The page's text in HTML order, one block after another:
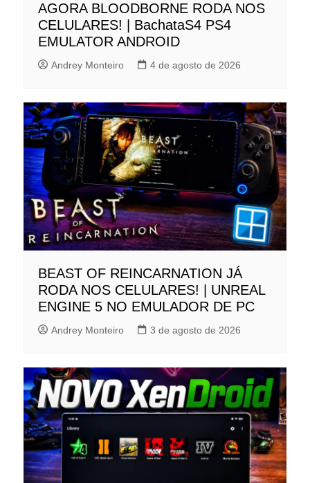
AGORA BLOODBORNE RODA NOS
CELULARES! | BachataS4 PS4
EMULATOR ANDROID
Andrey Monteiro 4 de agosto de 2026
BEAST OF REINCARNATION JÁ
RODA NOS CELULARES! | UNREAL
ENGINE 5 NO EMULADOR DE PC
Andrey Monteiro 3 de agosto de 2026